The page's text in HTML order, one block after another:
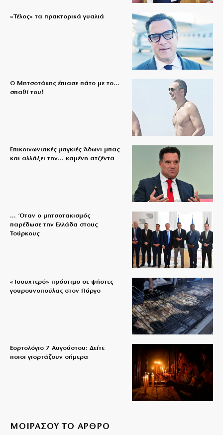
«Τέλος» τα πρακτορικά γυαλιά
Ο Μητσοτάκης έπιασε πάτο με το…
σπαθί του!
Επικοινωνιακές μαγκιές Άδωνι μπας
και αλλάξει την… καμένη ατζέντα
… Όταν ο μητσοτακισμός
παρέδωσε την Ελλάδα στους
Τούρκους
«Τσουχτερό» πρόστιμο σε ψήστες
γουρουνοπούλας στον Πύργο
Εορτολόγιο 7 Αυγούστου: Δείτε
ποιοι γιορτάζουν σήμερα
ΜΟΙΡΑΣΟΥ ΤΟ ΑΡΘΡΟ